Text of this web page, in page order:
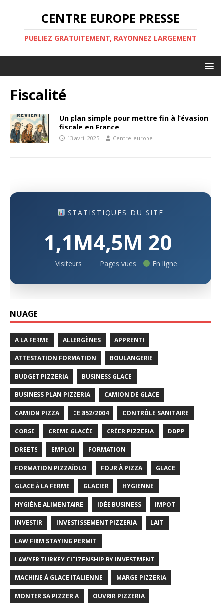
CENTRE EUROPE PRESSE
PUBLIEZ GRATUITEMENT, RAYONNEZ LARGEMENT
Fiscalité
Un plan simple pour mettre fin à l’évasion
fiscale en France
13 avril 2025 Centre-europe
STATISTIQUES DU SITE
1,1M
Visiteurs
4,5M
Pages vues
20
En ligne
NUAGE
A LA FERME ALLERGÈNES APPRENTI
ATTESTATION FORMATION BOULANGERIE
BUDGET PIZZERIA BUSINESS GLACE
BUSINESS PLAN PIZZERIA CAMION DE GLACE
CAMION PIZZA CE 852/2004 CONTRÔLE SANITAIRE
CORSE CREME GLACÉE CRÉER PIZZERIA DDPP
DREETS EMPLOI FORMATION
FORMATION PIZZAÏOLO FOUR À PIZZA GLACE
GLACE À LA FERME GLACIER HYGIENNE
HYGIÈNE ALIMENTAIRE IDÉE BUSINESS IMPOT
INVESTIR INVESTISSEMENT PIZZERIA LAIT
LAW FIRM STAYING PERMIT
LAWYER TURKEY CITIZENSHIP BY INVESTMENT
MACHINE À GLACE ITALIENNE MARGE PIZZERIA
MONTER SA PIZZERIA OUVRIR PIZZERIA